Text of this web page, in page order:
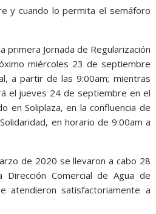
y cuando lo permita el semáforo
primera Jornada de Regularización
miércoles 23 de septiembre
a partir de las 9:00am; mientras
el jueves 24 de septiembre en el
en Soliplaza, en la confluencia de
en horario de 9:00am a
de 2020 se llevaron a cabo 28
Comercial de Agua de
atendieron satisfactoriamente a